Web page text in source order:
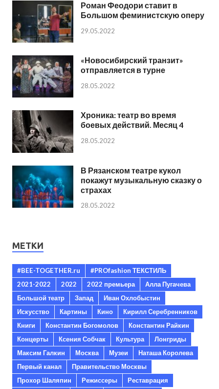
Роман Феодори ставит в
Большом феминистскую оперу
29.05.2022
«Новосибирский транзит»
отправляется в турне
28.05.2022
Хроника: театр во время
боевых действий. Месяц 4
28.05.2022
В Рязанском театре кукол
покажут музыкальную сказку о
страхах
28.05.2022
МЕТКИ
#BEE-TOGETHER.ru
#PROfashion ТЕКСТИЛЬ
2021-2022
2022 2022 премьера
Алла Пугачева
Большой театр
Запад
Иван Охлобыстин
Искусство
Картины Кино
Кирилл Серебренников
Книги
Константин Богомолов
Константин Райкин
Концерты
Ксения Собчак Культура
Лонгриды
Максим Галкин
Москва Музеи
Наташа Королева
Первый канал
Правительство Москвы
Прохор Шаляпин
Режиссеры
Реставрация